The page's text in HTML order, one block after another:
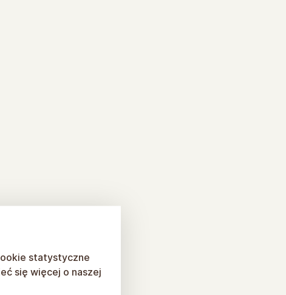
statystyczne
się więcej o naszej